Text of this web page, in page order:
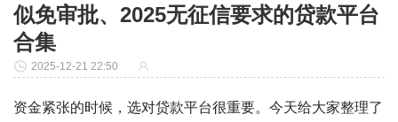
似免审批、2025无征信要求的贷款平台
合集
2025-12-21 22:50
资金紧张的时候，选对贷款平台很重要。今天给大家整理了